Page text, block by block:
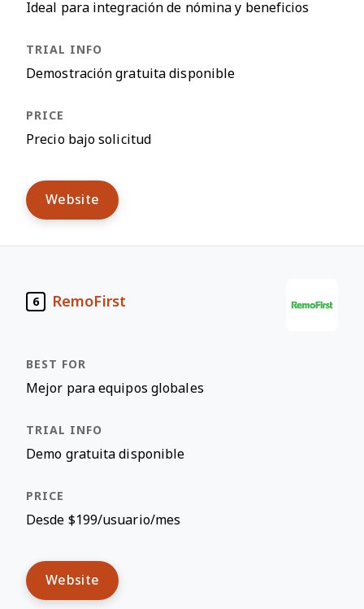
Ideal para integración de nómina y beneficios
Demostración gratuita disponible
Precio bajo solicitud
Website
6 RemoFirst
Mejor para equipos globales
Demo gratuita disponible
Desde $199/usuario/mes
Website